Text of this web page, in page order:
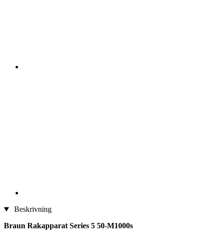
Beskrivning
Braun Rakapparat Series 5 50-M1000s